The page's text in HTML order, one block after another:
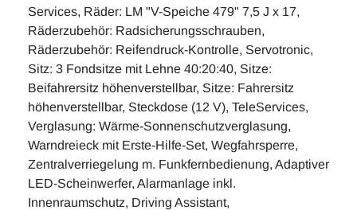
Services, Räder: LM "V-Speiche 479" 7,5 J x 17,
Räderzubehör: Radsicherungsschrauben,
Räderzubehör: Reifendruck-Kontrolle, Servotronic,
Sitz: 3 Fondsitze mit Lehne 40:20:40, Sitze:
Beifahrersitz höhenverstellbar, Sitze: Fahrersitz
höhenverstellbar, Steckdose (12 V), TeleServices,
Verglasung: Wärme-Sonnenschutzverglasung,
Warndreieck mit Erste-Hilfe-Set, Wegfahrsperre,
Zentralverriegelung m. Funkfernbedienung, Adaptiver
LED-Scheinwerfer, Alarmanlage inkl.
Innenraumschutz, Driving Assistant,